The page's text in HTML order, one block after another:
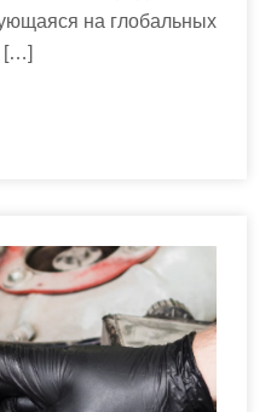
на глобальных
[…]